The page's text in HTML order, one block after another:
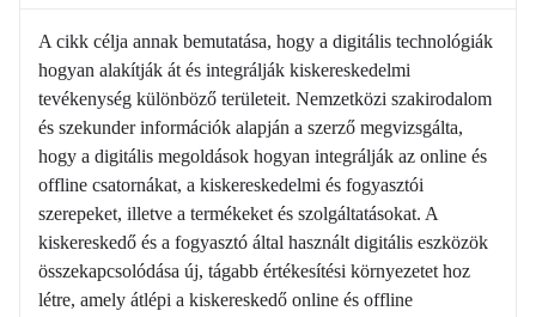
A cikk célja annak bemutatása, hogy a digitális technológiák
hogyan alakítják át és integrálják kiskereskedelmi
tevékenység különböző területeit. Nemzetközi szakirodalom
és szekunder információk alapján a szerző megvizsgálta,
hogy a digitális megoldások hogyan integrálják az online és
offline csatornákat, a kiskereskedelmi és fogyasztói
szerepeket, illetve a termékeket és szolgáltatásokat. A
kiskereskedő és a fogyasztó által használt digitális eszközök
összekapcsolódása új, tágabb értékesítési környezetet hoz
létre, amely átlépi a kiskereskedő online és offline